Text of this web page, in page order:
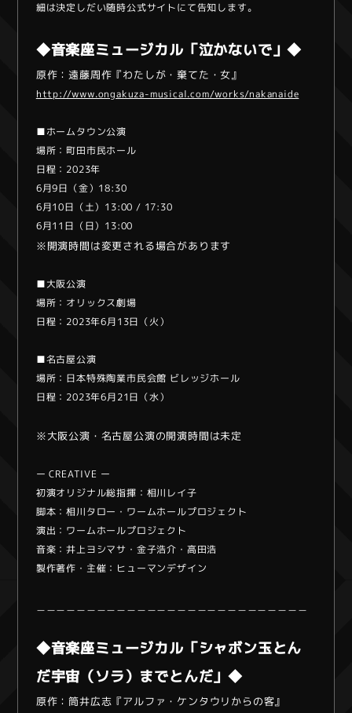
細は決定しだい随時公式サイトにて告知します。
◆音楽座ミュージカル「泣かないで」◆
原作：遠藤周作『わたしが・棄てた・女』
http://www.ongakuza-musical.com/works/nakanaide
■ホームタウン公演
場所：町田市民ホール
日程：2023年
6月9日（金）18:30
6月10日（土）13:00 / 17:30
6月11日（日）13:00
※開演時間は変更される場合があります
■大阪公演
場所：オリックス劇場
日程：2023年6月13日（火）
■名古屋公演
場所：日本特殊陶業市民会館 ビレッジホール
日程：2023年6月21日（水）
※大阪公演・名古屋公演の開演時間は未定
ー CREATIVE ー
初演オリジナル総指揮：相川レイ子
脚本：相川タロー・ワームホールプロジェクト
演出：ワームホールプロジェクト
音楽：井上ヨシマサ・金子浩介・高田浩
製作著作・主催：ヒューマンデザイン
◆音楽座ミュージカル「シャボン玉とん
だ宇宙（ソラ）までとんだ」◆
原作：筒井広志『アルファ・ケンタウリからの客』